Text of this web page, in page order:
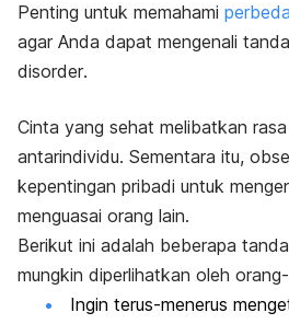
Penting untuk memahami
agar Anda dapat mengenali
disorder.
Cinta yang sehat melibatkan
antarindividu. Sementara itu,
kepentingan pribadi untuk
menguasai orang lain.
Berikut ini adalah beberapa
mungkin diperlihatkan oleh
Ingin terus-menerus